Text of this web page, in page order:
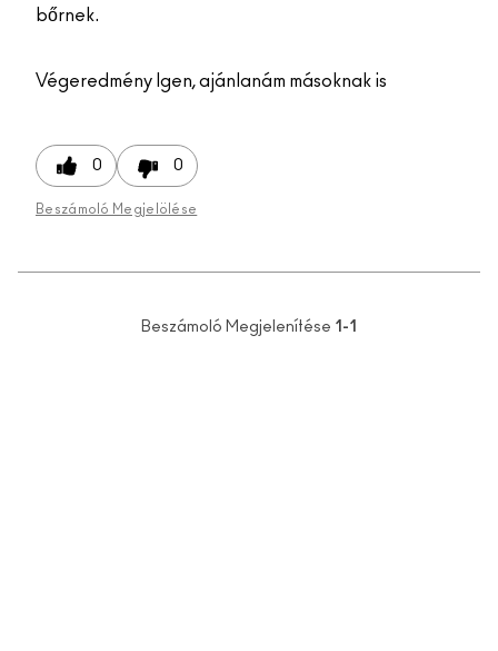
bőrnek.
Végeredmény Igen, ajánlanám másoknak is
0 0
Beszámoló Megjelölése
Beszámoló Megjelenítése 1-1